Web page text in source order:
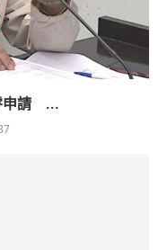
申請 ...